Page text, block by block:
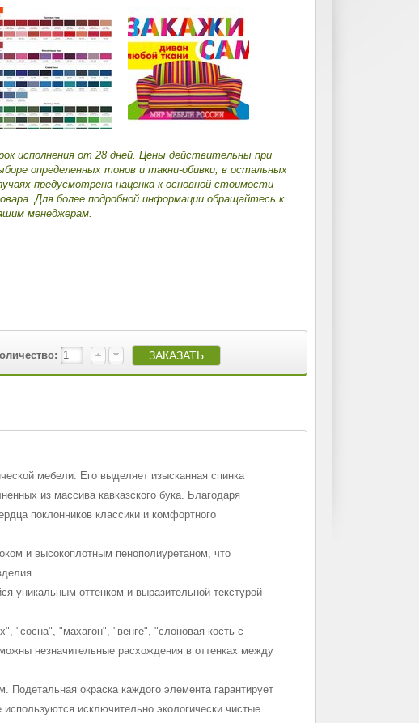
исполнения от 28 дней. Цены действительны при
определенных тонов и такни-обивки, в остальных
предусмотрена наценка к основной стоимости
Для более подробной информации обращайтесь к
менеджерам.
мебели. Его выделяет изысканная спинка
из массива кавказского бука. Благодаря
поклонников классики и комфортного
и высокоплотным пенополиуретаном, что
уникальным оттенком и выразительной текстурой
"сосна", "махагон", "венге", "слоновая кость с
незначительные расхождения в оттенках между
окраска каждого элемента гарантирует
исключительно экологически чистые